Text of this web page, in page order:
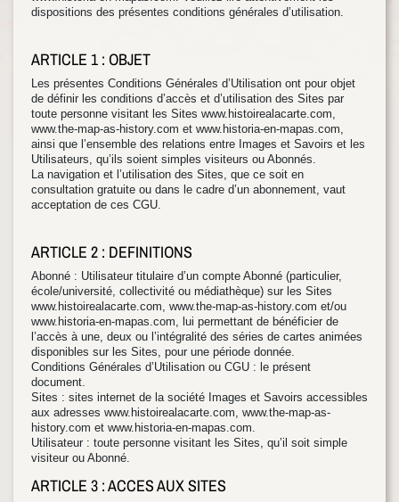
dispositions des présentes conditions générales d’utilisation.
ARTICLE 1 : OBJET
Les présentes Conditions Générales d’Utilisation ont pour objet
de définir les conditions d’accès et d’utilisation des Sites par
toute personne visitant les Sites www.histoirealacarte.com,
www.the-map-as-history.com et www.historia-en-mapas.com,
ainsi que l’ensemble des relations entre Images et Savoirs et les
Utilisateurs, qu’ils soient simples visiteurs ou Abonnés.
La navigation et l’utilisation des Sites, que ce soit en
consultation gratuite ou dans le cadre d’un abonnement, vaut
acceptation de ces CGU.
ARTICLE 2 : DEFINITIONS
Abonné : Utilisateur titulaire d’un compte Abonné (particulier,
école/université, collectivité ou médiathèque) sur les Sites
www.histoirealacarte.com, www.the-map-as-history.com et/ou
www.historia-en-mapas.com, lui permettant de bénéficier de
l’accès à une, deux ou l’intégralité des séries de cartes animées
disponibles sur les Sites, pour une période donnée.
Conditions Générales d’Utilisation ou CGU : le présent
document.
Sites : sites internet de la société Images et Savoirs accessibles
aux adresses www.histoirealacarte.com, www.the-map-as-
history.com et www.historia-en-mapas.com.
Utilisateur : toute personne visitant les Sites, qu’il soit simple
visiteur ou Abonné.
ARTICLE 3 : ACCES AUX SITES